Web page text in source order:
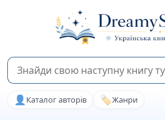
👤 Каталог авторів 🏷️Жанри